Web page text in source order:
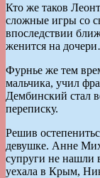
Кто же таков
сложные игры со
впоследствии
женится на
Фурнье же тем
мальчика, учил
Дембинский стал
переписку.
Решив
девушке. Анне
супруги не нашли
уехала в Крым,